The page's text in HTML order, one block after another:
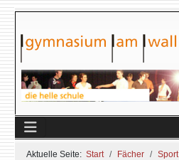
Aktuelle Seite: Start Fächer Sport